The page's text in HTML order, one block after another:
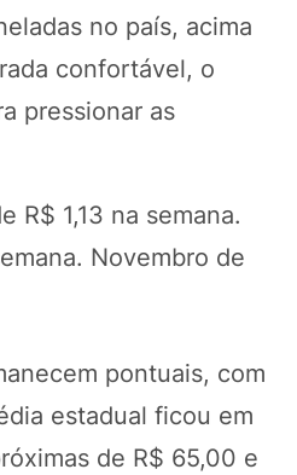
no país, acima
confortável, o
pressionar as
R$ 1,13 na semana.
Novembro de
pontuais, com
estadual ficou em
de R$ 65,00 e
COMPRAR